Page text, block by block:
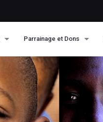
Parrainage et Dons